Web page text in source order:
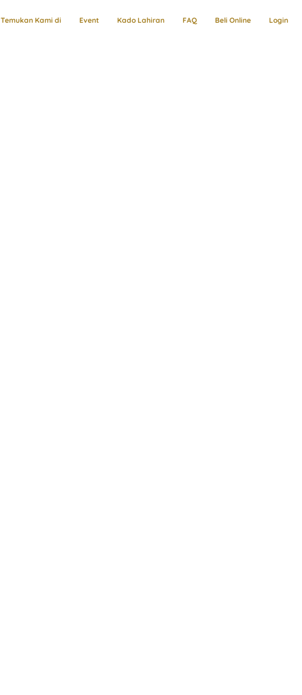
Temukan Kami di Event Kado Lahiran FAQ Beli Online Login